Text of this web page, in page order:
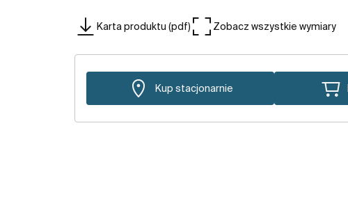
Karta produktu (pdf) Zobacz wszystkie wymiary
Kup stacjonarnie